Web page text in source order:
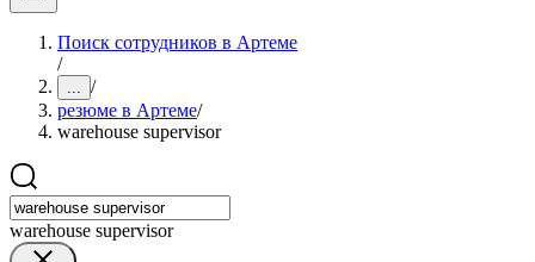
Поиск сотрудников в Артеме
/
... /
резюме в Артеме/
warehouse supervisor
warehouse supervisor